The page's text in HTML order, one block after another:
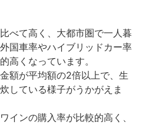
べて高く、大都市圏で一人暮
国車率やハイブリッドカー率
高くなっています。
額が平均額の2倍以上で、生
している様子がうかがえま
インの購入率が比較的高く、